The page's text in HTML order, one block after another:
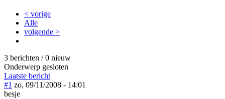
< vorige
Alle
volgende >
3 berichten / 0 nieuw
Onderwerp gesloten
Laatste bericht
#1 zo, 09/11/2008 - 14:01
besje